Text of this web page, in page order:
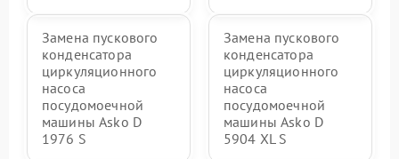
Замена пускового
конденсатора
циркуляционного
насоса
посудомоечной
машины Asko D
1976 S
Замена пускового
конденсатора
циркуляционного
насоса
посудомоечной
машины Asko D
5904 XL S